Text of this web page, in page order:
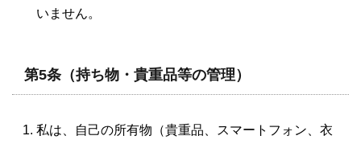
いません。
第5条（持ち物・貴重品等の管理）
私は、自己の所有物（貴重品、スマートフォン、衣